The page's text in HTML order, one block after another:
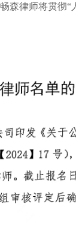
律师将贯彻